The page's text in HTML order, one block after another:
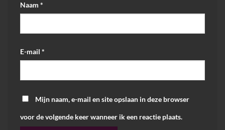
Naam *
E-mail *
Mijn naam, e-mail en site opslaan in deze browser
voor de volgende keer wanneer ik een reactie plaats.